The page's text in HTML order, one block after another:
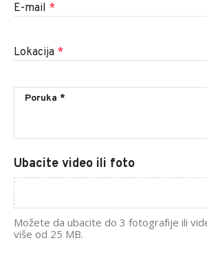
E-mail *
Lokacija *
Ubacite video ili foto
Možete da ubacite do 3 fotografije ili
više od 25 MB.